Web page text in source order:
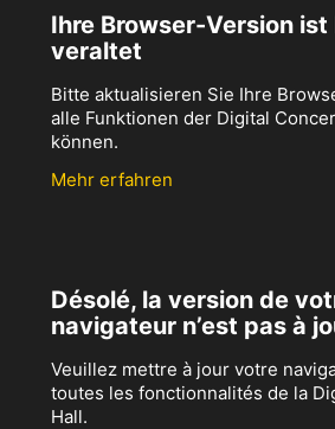
Ihre Browser-Version ist
veraltet
Bitte aktualisieren Sie Ihre
alle Funktionen der Digital
können.
Mehr erfahren
Désolé, la version de
navigateur n’est pas à
Veuillez mettre à jour votre
toutes les fonctionnalités de la
Hall.